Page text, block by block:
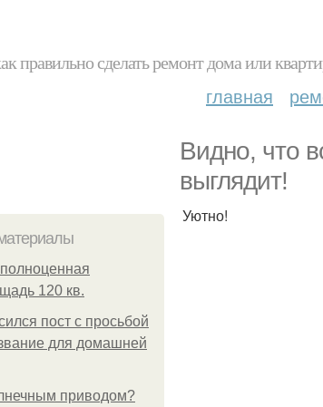
правильно сделать ремонт дома или
главная
Видно, что
выглядит!
120 кв.
пост с просьбой
для домашней
приводом?
Уютно!